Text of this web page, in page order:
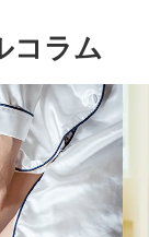
コラム